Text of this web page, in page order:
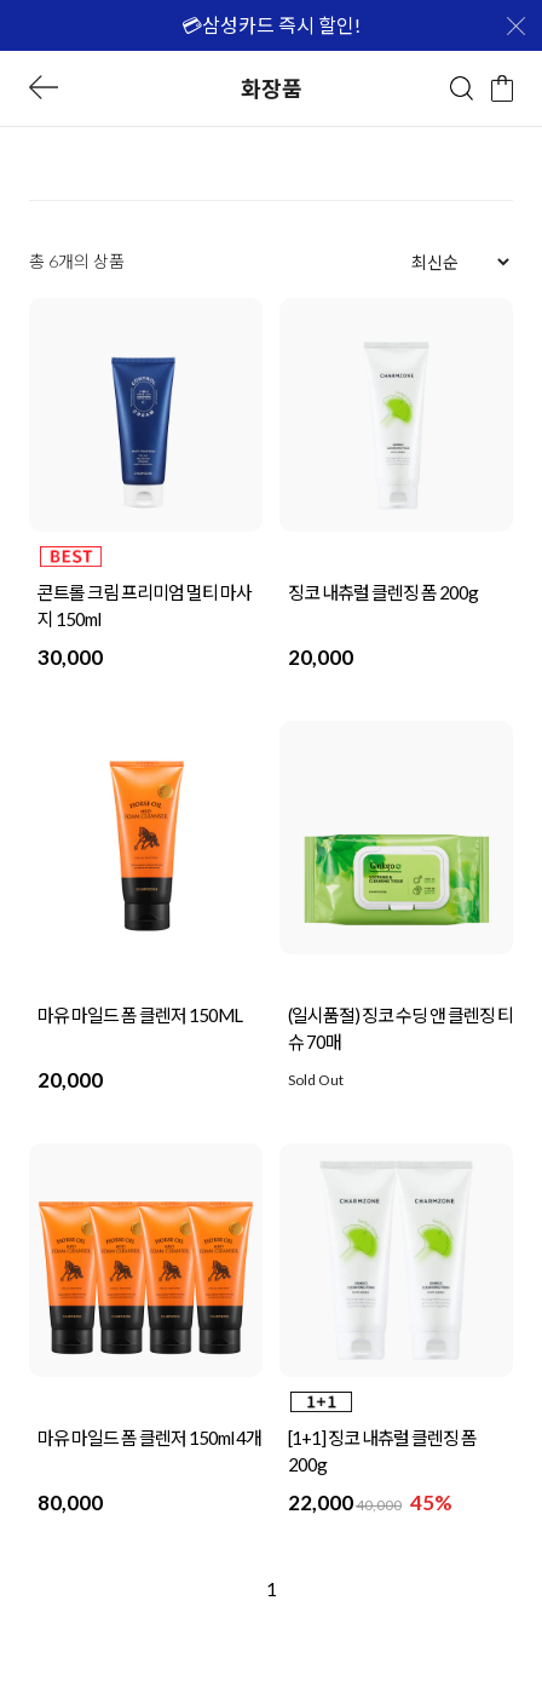
💳삼성카드 즉시 할인!
화장품
총 6개의 상품
콘트롤 크림 프리미엄 멀티 마사
지 150ml
30,000
징코 내츄럴 클렌징 폼 200g
20,000
마유 마일드 폼 클렌저 150ML
20,000
(일시품절) 징코 수딩 앤 클렌징 티
슈 70매
Sold Out
마유 마일드 폼 클렌저 150ml 4개
80,000
[1+1] 징코 내츄럴 클렌징 폼
200g
22,00040,000 45%
1